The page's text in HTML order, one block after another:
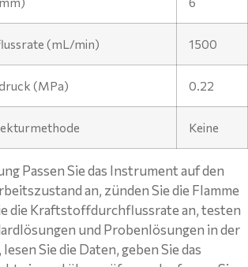
(mL/min) 1500
(MPa) 0.22
Keine
Passen Sie das Instrument auf den
an, zünden Sie die Flamme
die Kraftstoffdurchflussrate an, testen
und Probenlösungen in der
Sie die Daten, geben Sie das